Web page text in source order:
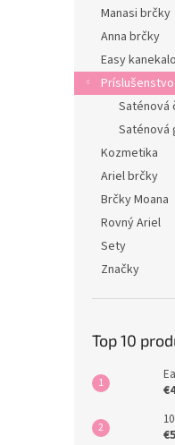
Manasi brčky
Anna brčky
Easy
Saténová
Saténová
Kozmetika
Ariel brčky
Brčky Moana
Rovný Ariel
Sety
Značky
Top 10